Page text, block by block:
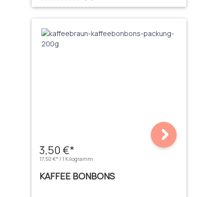
3,50 €*
17,50 €* / 1 Kilogramm
KAFFEE BONBONS